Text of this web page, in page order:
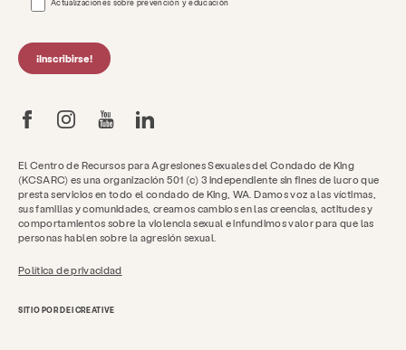
El Centro de Recursos para Agresiones Sexuales del Condado de King
(KCSARC) es una organización 501 (c) 3 independiente sin fines de lucro que
presta servicios en todo el condado de King, WA. Damos voz a las víctimas,
sus familias y comunidades, creamos cambios en las creencias, actitudes y
comportamientos sobre la violencia sexual e infundimos valor para que las
personas hablen sobre la agresión sexual.
Política de privacidad
SITIO POR DEI CREATIVE
Actualizaciones sobre prevención y educación
¡Inscribirse!